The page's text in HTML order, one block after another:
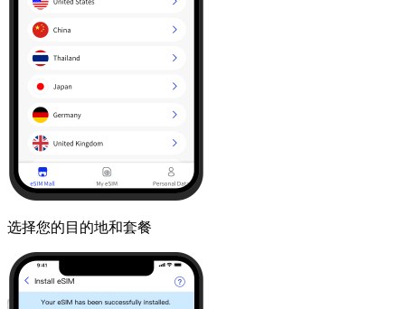
选择您的目的地和套餐